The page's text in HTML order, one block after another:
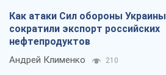
Как атаки Сил обороны Украины
сократили экспорт российских
нефтепродуктов
Андрей Клименко 210